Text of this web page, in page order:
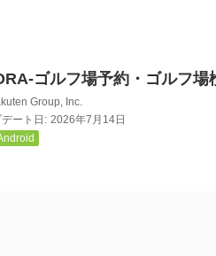
ゴルフ場予約・ゴルフ場
Group, Inc.
ート日: 2026年7月14日